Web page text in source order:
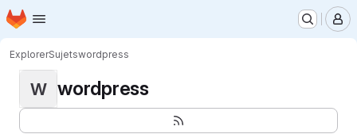
Passer au contenu principal
Page d'accueil
ExplorerSujetswordpress
W wordpress